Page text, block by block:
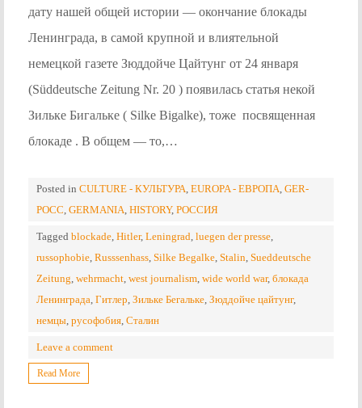
дату нашей общей истории — окончание блокады
Ленинграда, в самой крупной и влиятельной
немецкой газете Зюддойче Цайтунг от 24 января
(Süddeutsche Zeitung Nr. 20 ) появилась статья некой
Зильке Бигальке ( Silke Bigalke), тоже посвященная
блокаде . В общем — то,…
Posted in CULTURE - КУЛЬТУРА, EUROPA - ЕВРОПА, GER-
POCC, GERMANIA, HISTORY, РОССИЯ
Tagged blockade, Hitler, Leningrad, luegen der presse,
russophobie, Russsenhass, Silke Begalke, Stalin, Sueddeutsche
Zeitung, wehrmacht, west journalism, wide world war, блокада
Ленинграда, Гитлер, Зильке Бегальке, Зюддойче цайтунг,
немцы, русофобия, Сталин
Leave a comment
Read More